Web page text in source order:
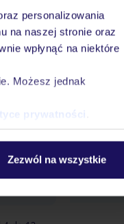
personalizowania
na naszej stronie oraz
wpłynąć na niektóre
Możesz jednak
prywatności
Zezwól na wszystkie
10 000 hoteli w ponad 50
krajach